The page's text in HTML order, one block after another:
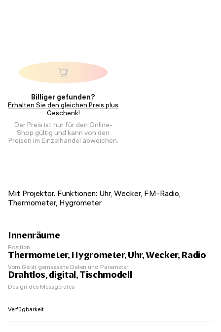
Billiger gefunden?
Erhalten Sie den gleichen Preis plus
Geschenk!
Der Preis ist nur für den Online-
Shop gültig und kann von den
Preisen im Einzelhandel abweichen.
Mit Projektor. Funktionen: Uhr, Wecker, FM-Radio,
Thermometer, Hygrometer
Innenräume
Position
Thermometer, Hygrometer, Uhr, Wecker, Radio
Vom Gerät gemessene Daten und Parameter
Drahtlos, digital, Tischmodell
Design des Messgerätes
Verfügbarkeit